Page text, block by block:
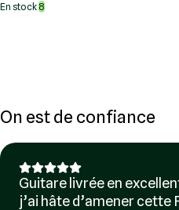
En stock8
On est de confiance
Guitare livrée en
j’ai hâte d’amener